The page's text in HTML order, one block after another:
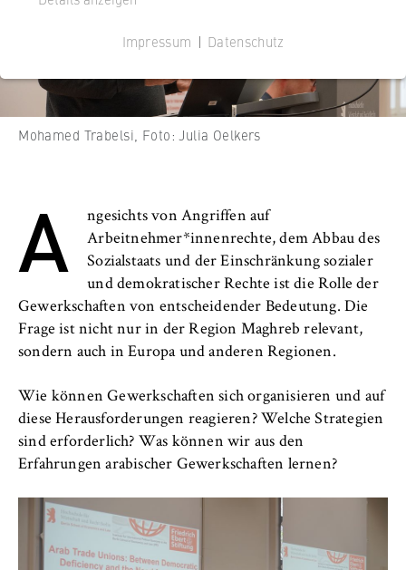
Mohamed Trabelsi, Foto: Julia Oelkers
A
ngesichts von Angriffen auf
Arbeitnehmer*innenrechte, dem Abbau des
Sozialstaats und der Einschränkung sozialer
und demokratischer Rechte ist die Rolle der
Gewerkschaften von entscheidender Bedeutung. Die
Frage ist nicht nur in der Region Maghreb relevant,
sondern auch in Europa und anderen Regionen.
Wie können Gewerkschaften sich organisieren und auf
diese Herausforderungen reagieren? Welche Strategien
sind erforderlich? Was können wir aus den
Erfahrungen arabischer Gewerkschaften lernen?
Cookie Consent
Name:
Betreiber dieser Website
Zweck:
Speichert den Zustimmungsstatus des
Benutzers für Cookies auf der aktuellen
Domäne. Dadurch wird verhindert, dass das
Cookie-Banner bei jedem erneuten Aufruf
der Website wiederholt angezeigt wird.
Cookie Laufzeit:
1 Jahr
TYPO3 Frontend Nutzer
Name:
fe_typo_user
Impressum | Datenschutz